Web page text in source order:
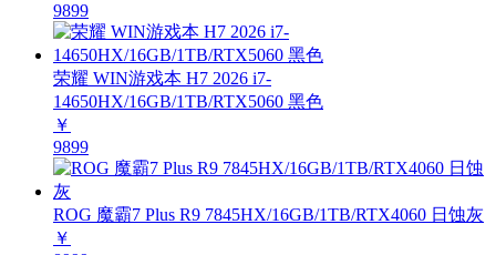
9899
荣耀 WIN游戏本 H7 2026 i7-
14650HX/16GB/1TB/RTX5060 黑色
￥
9899
ROG 魔霸7 Plus R9 7845HX/16GB/1TB/RTX4060 日蚀灰
￥